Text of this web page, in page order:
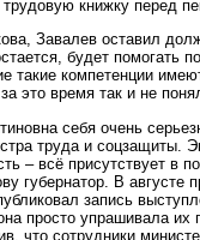
книжку перед
Завалев оставил
будет помогать
такие компетенции
это время так и не
себя очень
труда и соцзащиты.
– всё присутствует в
губернатор. В августе
запись
просто упрашивала их
что сотрудники